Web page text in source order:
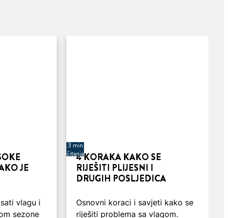
JE
vlagu i
sezone
3 min
čitanja4 KORAKA KAKO SE
RIJEŠITI PLIJESNI I
DRUGIH POSLJEDICA
Osnovni koraci i savjeti kako se
riješiti problema sa vlagom.